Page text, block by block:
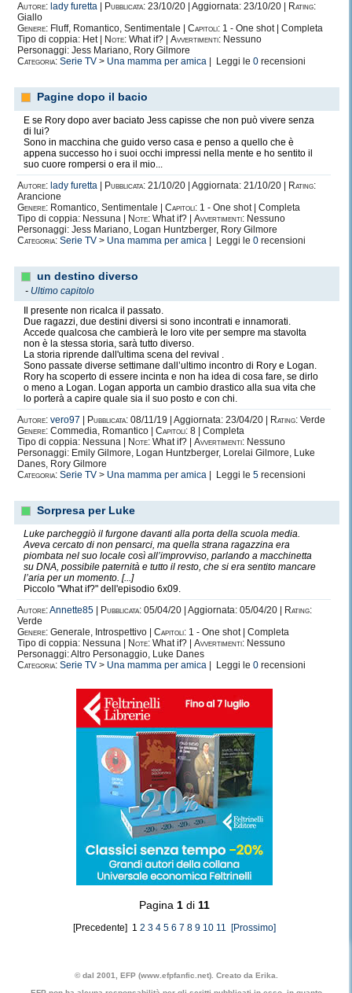
Autore: lady furetta Pubblicata: 23/10/20 | Aggiornata: 23/10/20 |
Rating:
Giallo
Genere: Fluff, Romantico, Sentimentale | Capitoli: 1 - One shot | Completa
Tipo di coppia: Het |
Note: What if? | Avvertimenti: Nessuno
Personaggi: Jess Mariano, Rory Gilmore
Categoria: Serie TV > Una mamma per amica | Leggi le 0 recensioni
Pagine dopo il bacio
E se Rory dopo aver baciato Jess capisse che non può vivere senza
di lui?
Sono in macchina che guido verso casa e penso a quello che è
appena successo ho i suoi occhi impressi nella mente e ho sentito il
suo cuore rompersi o era il mio...
Autore: lady furetta Pubblicata: 21/10/20 | Aggiornata: 21/10/20 |
Rating:
Arancione
Genere: Romantico, Sentimentale | Capitoli: 1 - One shot | Completa
Tipo di coppia: Nessuna |
Note: What if? | Avvertimenti: Nessuno
Personaggi: Jess Mariano, Logan Huntzberger, Rory Gilmore
Categoria: Serie TV > Una mamma per amica | Leggi le 0 recensioni
un destino diverso
- Ultimo capitolo
Il presente non ricalca il passato.
Due ragazzi, due destini diversi si sono incontrati e innamorati.
Accede qualcosa che cambierà le loro vite per sempre ma stavolta
non è la stessa storia, sarà tutto diverso.
La storia riprende dall'ultima scena del revival .
Sono passate diverse settimane dall’ultimo incontro di Rory e Logan.
Rory ha scoperto di essere incinta e non ha idea di cosa fare, se dirlo
o meno a Logan. Logan apporta un cambio drastico alla sua vita che
lo porterà a capire quale sia il suo posto e con chi.
Autore: vero97 Pubblicata: 08/11/19 | Aggiornata: 23/04/20 | Rating: Verde
Genere: Commedia, Romantico | Capitoli: 8 | Completa
Tipo di coppia: Nessuna |
Note: What if? | Avvertimenti: Nessuno
Personaggi: Emily Gilmore, Logan Huntzberger, Lorelai Gilmore, Luke
Danes, Rory Gilmore
Categoria: Serie TV > Una mamma per amica | Leggi le 5 recensioni
Sorpresa per Luke
Luke parcheggiò il furgone davanti alla porta della scuola media.
Aveva cercato di non pensarci, ma quella strana ragazzina era
piombata nel suo locale così all’improvviso, parlando a macchinetta
su DNA, possibile paternità e tutto il resto, che si era sentito mancare
l’aria per un momento. [...]
Piccolo "What if?" dell'episodio 6x09.
Autore:Annette85 Pubblicata: 05/04/20 | Aggiornata: 05/04/20 |
Rating:
Verde
Genere: Generale, Introspettivo | Capitoli: 1 - One shot | Completa
Tipo di coppia: Nessuna |
Note: What if? | Avvertimenti: Nessuno
Personaggi: Altro Personaggio, Luke Danes
Categoria: Serie TV > Una mamma per amica | Leggi le 0 recensioni
Pagina 1 di 11
[Precedente] 12 3 4 5 6 7 8 9 10 11 [Prossimo]
© dal 2001, EFP (www.efpfanfic.net). Creato da Erika.